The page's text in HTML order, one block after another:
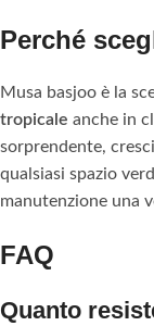
Perché
Musa basjoo è la
tropicale anche in
sorprendente,
qualsiasi spazio
manutenzione una
FAQ
Quanto